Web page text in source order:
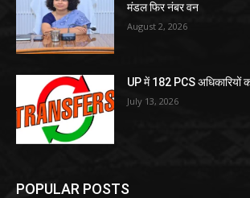
मंडल फिर नंबर वन
August 2, 2026
UP में 182 PCS
July 13, 2026
POPULAR POSTS